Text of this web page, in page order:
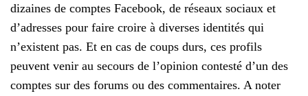
dizaines de comptes Facebook, de réseaux sociaux et
d’adresses pour faire croire à diverses identités qui
n’existent pas. Et en cas de coups durs, ces profils
peuvent venir au secours de l’opinion contesté d’un des
comptes sur des forums ou des commentaires. A noter